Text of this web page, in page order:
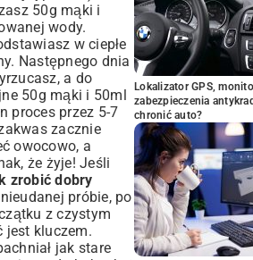
50g mąki i
wody.
w ciepłe
Następnego dnia
a do
50g mąki i 50ml
proces przez 5-7
zacznie
owocowo, a
że żyje! Jeśli
zrobić dobry
próbie, po
z czystym
jest kluczem.
jak stare
Lokalizator GPS,
zabezpieczenia
chronić auto?